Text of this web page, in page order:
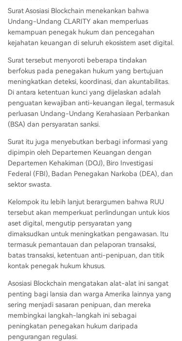
si yang telah disahkan DPR sebelumnya.
Surat Asosiasi Blockchain menekankan bahwa
Undang-Undang CLARITY akan memperluas
kemampuan penegak hukum dan pencegahan
kejahatan keuangan di seluruh ekosistem aset digital.
Surat tersebut menyoroti beberapa tindakan
berfokus pada penegakan hukum yang bertujuan
meningkatkan deteksi, koordinasi, dan akuntabilitas.
Di antara ketentuan kunci yang dijelaskan adalah
penguatan kewajiban anti-keuangan ilegal, termasuk
perluasan Undang-Undang Kerahasiaan Perbankan
(BSA) dan persyaratan sanksi.
Surat itu juga menyebutkan berbagi informasi yang
dipimpin oleh Departemen Keuangan dengan
Departemen Kehakiman (DOJ), Biro Investigasi
Federal (FBI), Badan Penegakan Narkoba (DEA), dan
sektor swasta.
Kelompok itu lebih lanjut berargumen bahwa RUU
tersebut akan memperkuat perlindungan untuk kios
aset digital, mengutip persyaratan yang
dimaksudkan untuk meningkatkan pengawasan. Itu
termasuk pemantauan dan pelaporan transaksi,
batas transaksi, ketentuan anti-penipuan, dan titik
kontak penegak hukum khusus.
Asosiasi Blockchain mengatakan alat-alat ini sangat
penting bagi lansia dan warga Amerika lainnya yang
sering menjadi sasaran penipuan, dan mereka
membingkai langkah-langkah ini sebagai
peningkatan penegakan hukum daripada
pengurangan regulasi.